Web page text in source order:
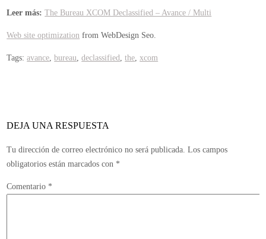
Declassified
Avance
Leer más: The Bureau XCOM Declassified – Avance / Multi
Web site optimization from WebDesign Seo.
Tags:avance,bureau,declassified,the,xcom
DEJA UNA RESPUESTA
Tu dirección de correo electrónico no será publicada. Los campos
obligatorios están marcados con *
Comentario *